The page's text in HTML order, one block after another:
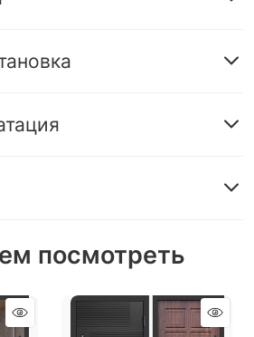
посмотреть